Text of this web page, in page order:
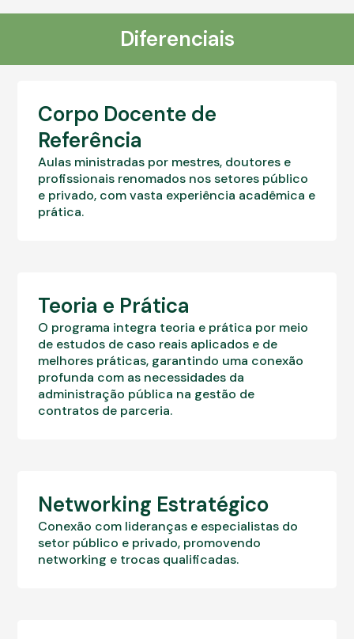
Diferenciais
Corpo Docente de
Referência
Aulas ministradas por mestres, doutores e
profissionais renomados nos setores público
e privado, com vasta experiência acadêmica e
prática.
Teoria e Prática
O programa integra teoria e prática por meio
de estudos de caso reais aplicados e de
melhores práticas, garantindo uma conexão
profunda com as necessidades da
administração pública na gestão de
contratos de parceria.
Networking Estratégico
Conexão com lideranças e especialistas do
setor público e privado, promovendo
networking e trocas qualificadas.